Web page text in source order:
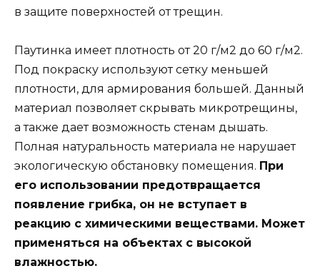
в защите поверхностей от трещин.
Паутинка имеет плотность от 20 г/м2 до 60 г/м2.
Под покраску используют сетку меньшей
плотности, для армирования большей. Данный
материал позволяет скрывать микротрещины,
а также дает возможность стенам дышать.
Полная натуральность материала не нарушает
экологическую обстановку помещения. При
его использовании предотвращается
появление грибка, он не вступает в
реакцию с химическими веществами. Может
применяться на объектах с высокой
влажностью.